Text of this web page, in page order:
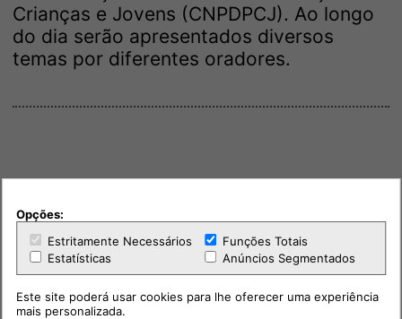
Crianças e Jovens (CNPDPCJ). Ao longo
do dia serão apresentados diversos
temas por diferentes oradores.
Opções:
Estritamente Necessários
Funções Totais
Estatísticas
Anúncios Segmentados
Este site poderá usar cookies para lhe oferecer uma experiência
mais personalizada.